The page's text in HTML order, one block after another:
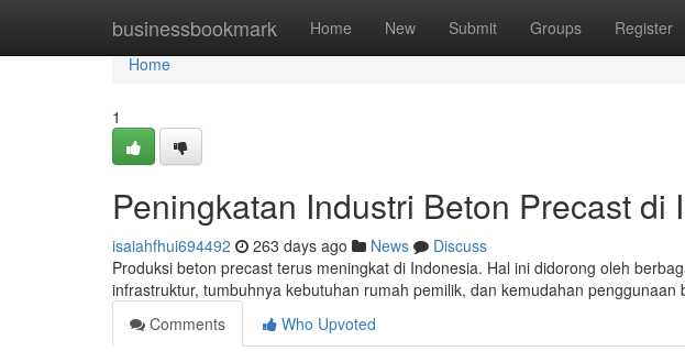
businessbookmark Home New Submit Groups Register
Home
Home
1
Peningkatan Industri Beton Precast di
isaiahfhui694492 263 days ago News
Discuss
Produksi beton precast terus meningkat di Indonesia. Hal ini didorong oleh
infrastruktur, tumbuhnya kebutuhan rumah pemilik, dan kemudahan penggunaan
Comments
Who Upvoted